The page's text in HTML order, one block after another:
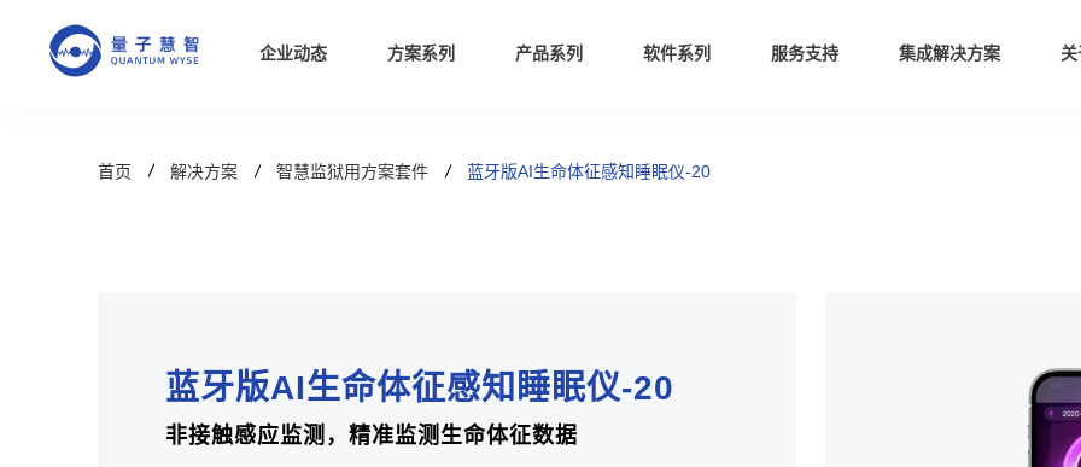
企业动态 方案系列 产品系列 软件系列 服务支持 集成解决方案
首页 解决方案 智慧监狱用方案套件 蓝牙版AI生命体征感知睡眠仪-20
蓝牙版AI生命体征感知睡眠仪-20
非接触感应监测，精准监测生命体征数据